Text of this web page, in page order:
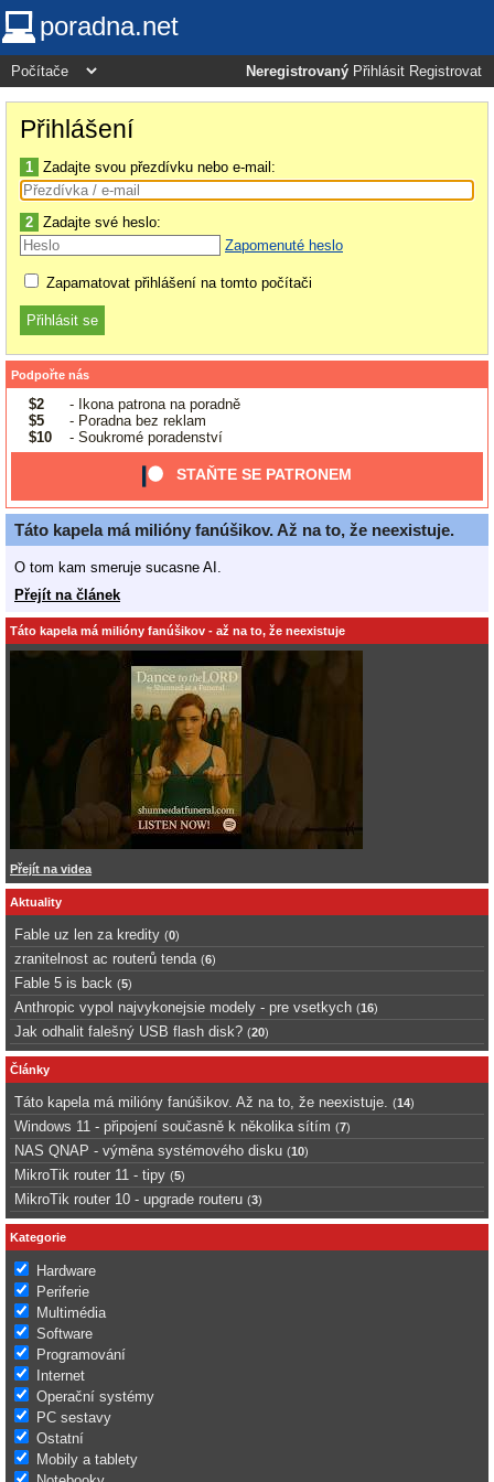
poradna.net
Neregistrovaný Přihlásit Registrovat
Přihlášení
1 Zadajte svou přezdívku nebo e-mail:
2 Zadajte své heslo:
Zapomenuté heslo
Zapamatovat přihlášení na tomto počítači
Podpořte nás
$2
- Ikona patrona na poradně
$5
- Poradna bez reklam
$10
- Soukromé poradenství
STAŇTE SE PATRONEM
Táto kapela má milióny fanúšikov. Až na to, že neexistuje.
O tom kam smeruje sucasne AI.
Přejít na článek
Táto kapela má milióny fanúšikov - až na to, že neexistuje
Přejít na videa
Aktuality
Fable uz len za kredity (0)
zranitelnost ac routerů tenda (6)
Fable 5 is back (5)
Anthropic vypol najvykonejsie modely - pre vsetkych (16)
Jak odhalit falešný USB flash disk? (20)
Články
Táto kapela má milióny fanúšikov. Až na to, že neexistuje. (14)
Windows 11 - připojení současně k několika sítím (7)
NAS QNAP - výměna systémového disku (10)
MikroTik router 11 - tipy (5)
MikroTik router 10 - upgrade routeru (3)
Kategorie
Hardware
Periferie
Multimédia
Software
Programování
Internet
Operační systémy
PC sestavy
Ostatní
Mobily a tablety